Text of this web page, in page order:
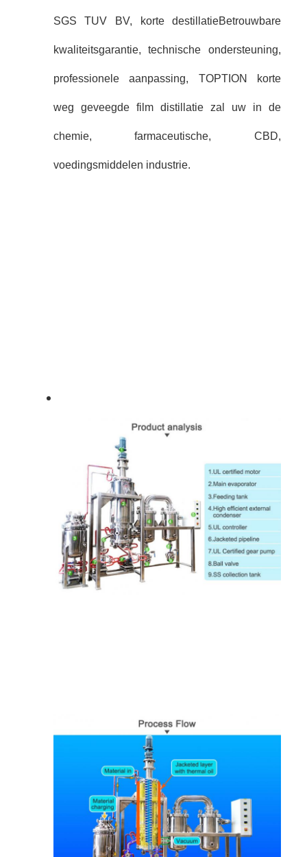
SGS TUV BV, korte destillatieBetrouwbare
kwaliteitsgarantie, technische ondersteuning,
professionele aanpassing, TOPTION korte
weg geveegde film distillatie zal uw in de
chemie, farmaceutische, CBD,
voedingsmiddelen industrie.